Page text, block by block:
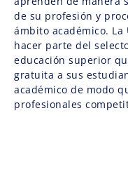
de su profesión y
ámbito académico.
hacer parte del
educación superior
gratuita a sus
académico de modo
profesionales